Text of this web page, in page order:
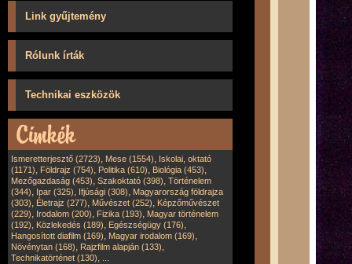
Link gyűjtemény
Rólunk írták
Technikai eszközök
Ismeretterjesztő (2723), Mese (1554), Iskolai, oktató
(1171), Földrajz (754), Politika (610), Biológia (453),
Mezőgazdaság (453), Szakoktató (398), Történelem
(344), Ipar (325), Ifjúsági (308), Magyarország földrajza
(303), Életrajz (277), Művészet (252), Képzőművészet
(229), Irodalom (200), Fizika (193), Magyar történelem
(192), Közlekedés (189), Egészségügy (176),
Hangosított diafilm (169), Magyar irodalom (169),
Növénytan (168), Rajzfilm alapján (133),
Technikatörténet (130),